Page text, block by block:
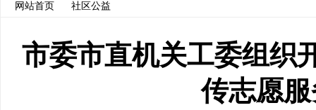
网站首页 社区公益
市委市直机关工委组织
传志愿